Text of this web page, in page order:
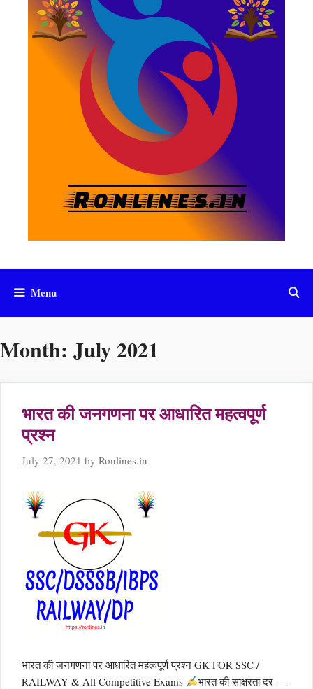
Menu
Month: July 2021
भारत की जनगणना पर आधारित महत्वपूर्ण
प्रश्न
July 27, 2021 by Ronlines.in
भारत की जनगणना पर आधारित महत्वपूर्ण प्रश्न GK FOR SSC /
RAILWAY & All Competitive Exams
भारत की साक्षरता दर —